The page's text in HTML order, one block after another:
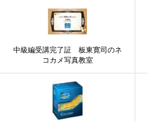
中級編受講完了証 板東寛司のネ
コカメ写真教室